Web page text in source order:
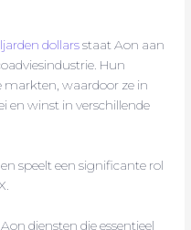
dollarsstaat Aon aan
Hun
markten, waardoor ze in
en winst in verschillende
en speelt een significante rol
diensten die essentieel